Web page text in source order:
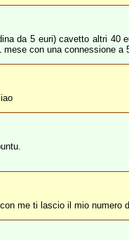
da 5 euri) cavetto altri
con una connessione
me ti lascio il mio numero